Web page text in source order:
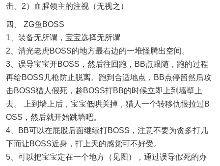
击。2）血腥领主的注视（无视之）
四、 ZG鱼BOSS
1、装备无所谓，宝宝选择无所谓
2、清光老虎BOSS的地方最右边的一堆怪腾出空间。
3、误导宝宝开BOSS，然后往回跑，BB点跟随，跑的过程
再给BOSS几枪防止脱离。跑到合适地点，BB点停留然后攻
击BOSS猎人假死，趁BOSS打BB的时候立即上到墙壁上
去。 上到墙上后，宝宝低哄关掉，猎人一个转移仇恨拉过B
OSS，然后就开始跳墙吧。
4、BB可以在屁股后面继续打BOSS，注意不要为贪多打几
下而让BOSS近身，打上天的感觉可不好受。
5、可以把宝宝定在一个地方（见图），通过误导假死的办